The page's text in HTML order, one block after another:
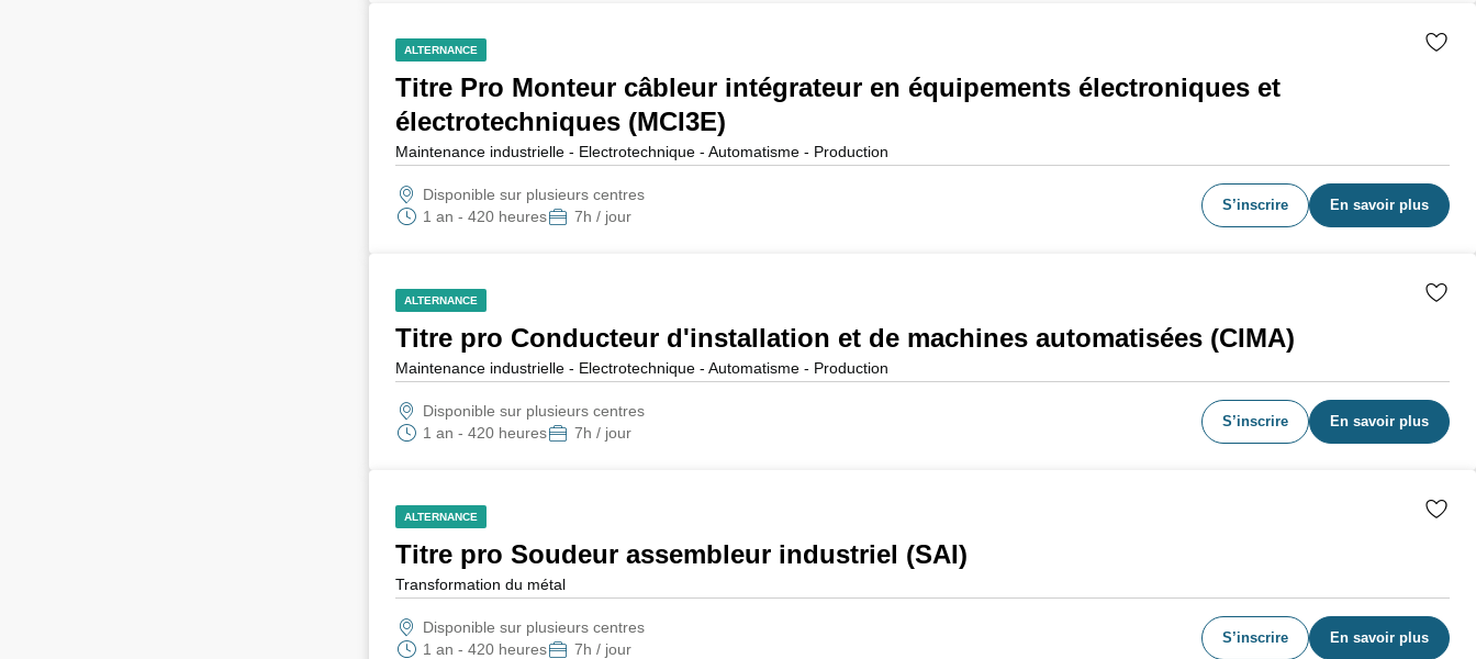
ALTERNANCE
Titre Pro Monteur câbleur intégrateur en équipements électroniques et
électrotechniques (MCI3E)
Maintenance industrielle - Electrotechnique - Automatisme - Production
Disponible sur plusieurs centres
1 an - 420 heures
7h / jour
S’inscrire En savoir plus
ALTERNANCE
Titre pro Conducteur d'installation et de machines automatisées (CIMA)
Maintenance industrielle - Electrotechnique - Automatisme - Production
Disponible sur plusieurs centres
1 an - 420 heures
7h / jour
S’inscrire En savoir plus
ALTERNANCE
Titre pro Soudeur assembleur industriel (SAI)
Transformation du métal
Disponible sur plusieurs centres
1 an - 420 heures
7h / jour
S’inscrire En savoir plus